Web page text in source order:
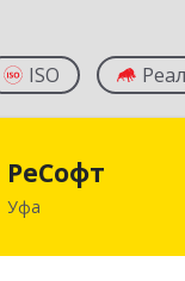
ISO
РеСофт
Уфа